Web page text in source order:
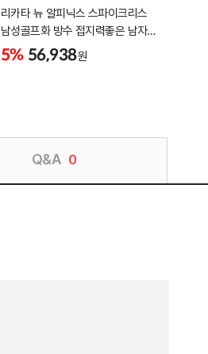
리카타 뉴 알피닉스 스파이크리스
남성골프화 방수 접지력좋은 남자
골프신발 C27102/신발가방제공
5% 56,938원
Q&A 0